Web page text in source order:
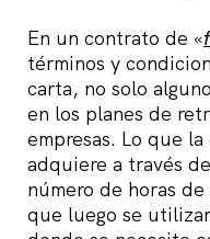
En un contrato de «
términos y
carta, no solo
en los planes de
empresas. Lo que
adquiere a través
número de horas
que luego se